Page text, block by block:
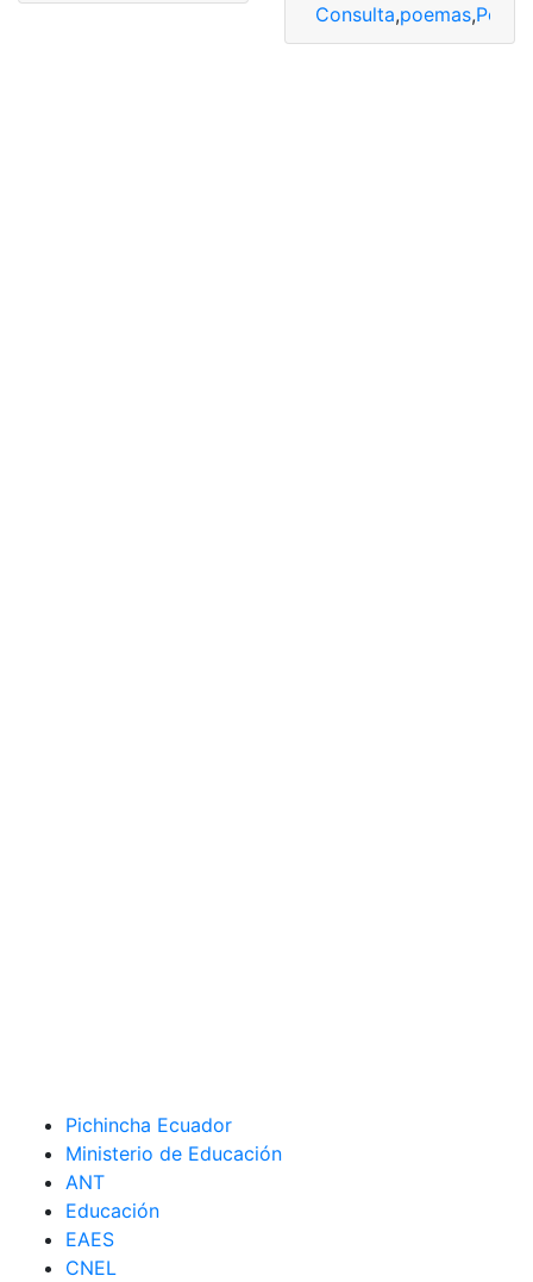
Consulta,poemas,
Pichincha Ecuador
Ministerio de Educación
ANT
Educación
EAES
CNEL